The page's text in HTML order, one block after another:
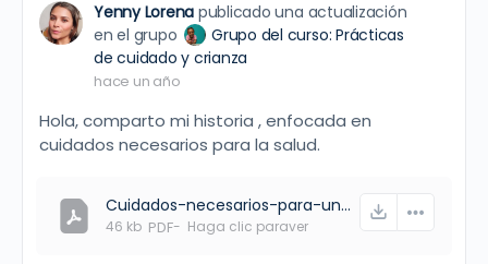
Yenny Lorena publicado una actualización
en el grupo
Grupo del curso: Prácticas
de cuidado y crianza
hace un año
Hola, comparto mi historia , enfocada en
cuidados necesarios para la salud.
Cuidados-necesarios-para-una-buena-salud.pdf
46 kb PDF- Haga clic paraver